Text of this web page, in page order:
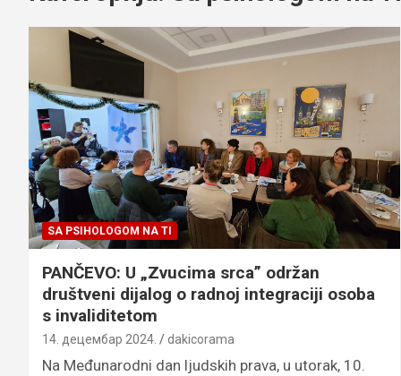
SA PSIHOLOGOM NA TI
PANČEVO: U „Zvucima srca” održan
društveni dijalog o radnoj integraciji osoba
s invaliditetom
14. децембар 2024. dakicorama
Na Međunarodni dan ljudskih prava, u utorak, 10.